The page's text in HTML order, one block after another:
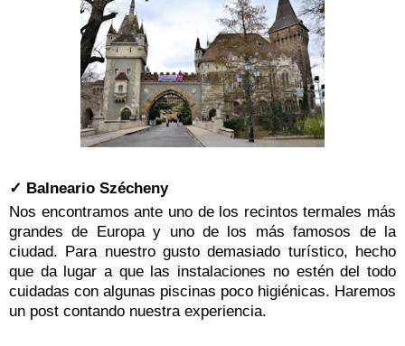
✓ Balneario Szécheny
Nos encontramos ante uno de los recintos termales más
grandes de Europa y uno de los más famosos de la
ciudad. Para nuestro gusto demasiado turístico, hecho
que da lugar a que las instalaciones no estén del todo
cuidadas con algunas piscinas poco higiénicas. Haremos
un post contando nuestra experiencia.